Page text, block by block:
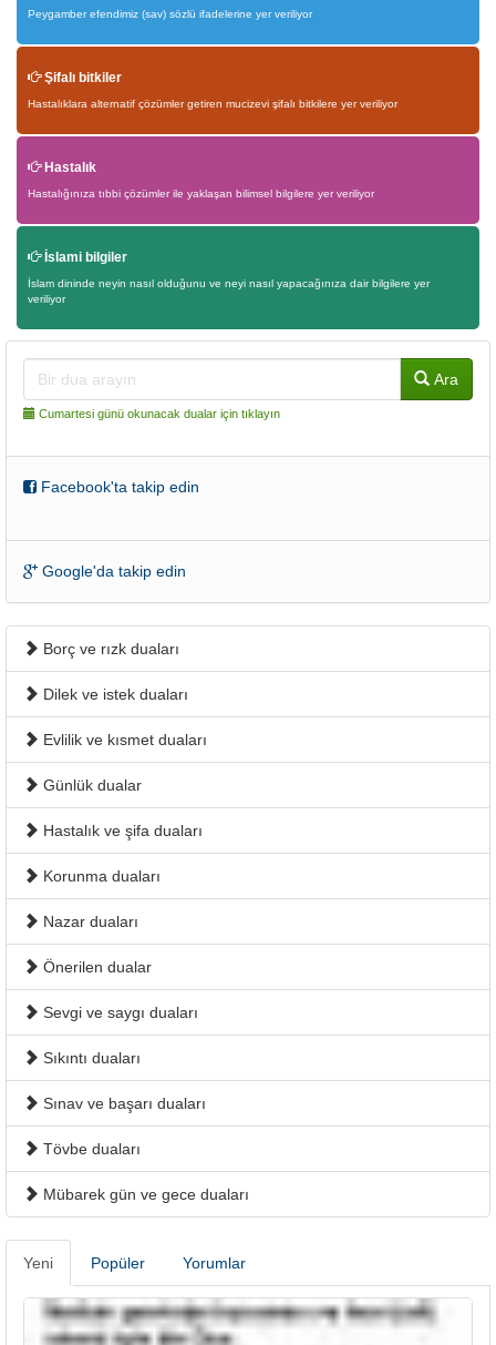
Peygamber efendimiz (sav) sözlü ifadelerine yer veriliyor
Şifalı bitkiler
Hastalıklara alternatif çözümler getiren mucizevi şifalı bitkilere yer veriliyor
Hastalık
Hastalığınıza tıbbi çözümler ile yaklaşan bilimsel bilgilere yer veriliyor
İslami bilgiler
İslam dininde neyin nasıl olduğunu ve neyi nasıl yapacağınıza dair bilgilere yer
veriliyor
Ara
Cumartesi günü okunacak dualar için tıklayın
Facebook'ta takip edin
Google'da takip edin
Borç ve rızk duaları
Dilek ve istek duaları
Evlilik ve kısmet duaları
Günlük dualar
Hastalık ve şifa duaları
Korunma duaları
Nazar duaları
Önerilen dualar
Sevgi ve saygı duaları
Sıkıntı duaları
Sınav ve başarı duaları
Tövbe duaları
Mübarek gün ve gece duaları
Yeni Popüler Yorumlar